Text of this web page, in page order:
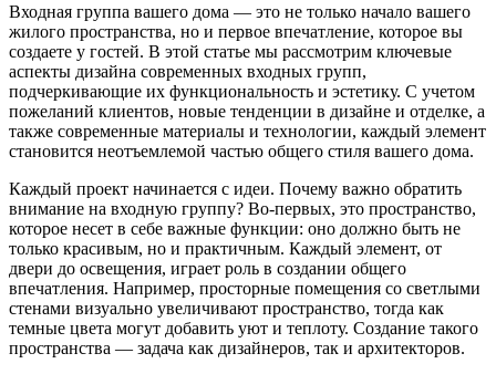
Входная группа вашего дома — это не только начало вашего
жилого пространства, но и первое впечатление, которое вы
создаете у гостей. В этой статье мы рассмотрим ключевые
аспекты дизайна современных входных групп,
подчеркивающие их функциональность и эстетику. С учетом
пожеланий клиентов, новые тенденции в дизайне и отделке, а
также современные материалы и технологии, каждый элемент
становится неотъемлемой частью общего стиля вашего дома.
Каждый проект начинается с идеи. Почему важно обратить
внимание на входную группу? Во-первых, это пространство,
которое несет в себе важные функции: оно должно быть не
только красивым, но и практичным. Каждый элемент, от
двери до освещения, играет роль в создании общего
впечатления. Например, просторные помещения со светлыми
стенами визуально увеличивают пространство, тогда как
темные цвета могут добавить уют и теплоту. Создание такого
пространства — задача как дизайнеров, так и архитекторов.